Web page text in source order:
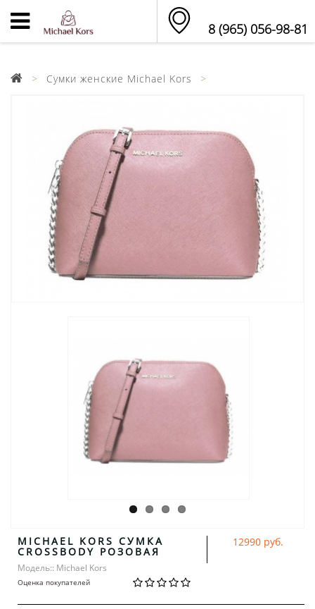
8 (965) 056-98-81
Сумки женские Michael Kors
MICHAEL KORS СУМКА
CROSSBODY РОЗОВАЯ
Модель:: Michael Kors
Оценка покупателей
12990 руб.